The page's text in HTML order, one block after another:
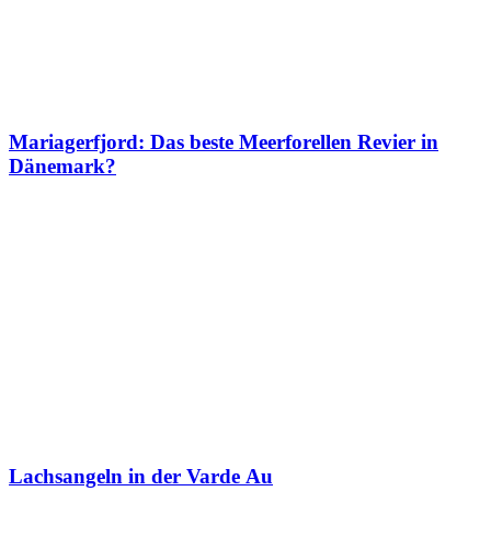
Mariagerfjord: Das beste Meerforellen Revier in
Dänemark?
Lachsangeln in der Varde Au